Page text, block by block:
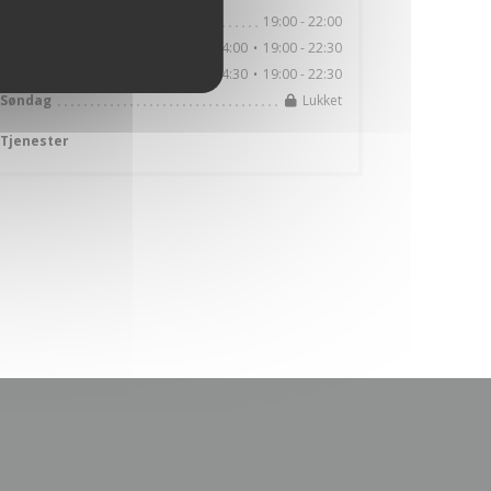
19:00 - 22:00
12:00 - 14:00 • 19:00 - 22:30
12:00 - 14:30 • 19:00 - 22:30
Søndag
Lukket
Tjenester